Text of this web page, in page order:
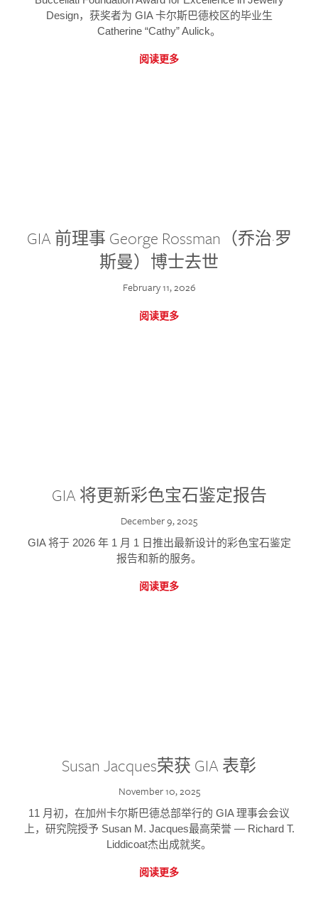
Design，获奖者为 GIA 卡尔斯巴德校区的毕业生
Catherine “Cathy” Aulick。
阅读更多
GIA 前理事 George Rossman（乔治·罗
斯曼）博士去世
February 11, 2026
阅读更多
GIA 将更新彩色宝石鉴定报告
December 9, 2025
GIA 将于 2026 年 1 月 1 日推出最新设计的彩色宝石鉴定
报告和新的服务。
阅读更多
Susan Jacques荣获 GIA 表彰
November 10, 2025
11 月初，在加州卡尔斯巴德总部举行的 GIA 理事会会议
上，研究院授予 Susan M. Jacques最高荣誉 — Richard T.
Liddicoat杰出成就奖。
阅读更多